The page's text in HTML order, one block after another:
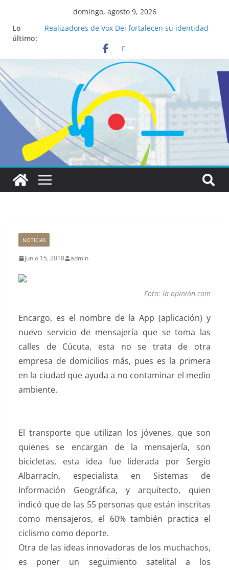
domingo, agosto 9, 2026
Lo
último:
Realizadores de Vox Dei fortalecen su identidad
La ciencia desvela los 5 secretos que tiene
fácilmente un católico para convertirse en
“Superancianos”
Pop Up Market atrae a cientos de visitantes y
dinamiza la economía local
Salud mental a la mesa: la importancia de
hablarlo en familia
Lo que tienen en común la nueva Película Toy
Story 5 y el Papa León XIV
NOTICIAS
junio 15, 2018 admin
Foto: la opinión.com
Encargo, es el nombre de la App (aplicación) y
nuevo servicio de mensajería que se toma las
calles de Cúcuta, esta no se trata de otra
empresa de domicilios más, pues es la primera
en la ciudad que ayuda a no contaminar el medio
ambiente.
El transporte que utilizan los jóvenes, que son
quienes se encargan de la mensajería, son
bicicletas, esta idea fue liderada por Sergio
Albarracín, especialista en Sistemas de
Información Geográfica, y arquitecto, quien
indicó que de las 55 personas que están inscritas
como mensajeros, el 60% también practica el
ciclismo como deporte.
Otra de las ideas innovadoras de los muchachos,
es poner un seguimiento satelital a los